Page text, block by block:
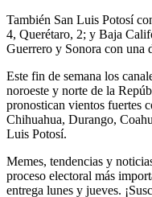
También San Luis Potosí
4, Querétaro, 2; y Baja
Guerrero y Sonora con una
Este fin de semana los
noroeste y norte de la
pronostican vientos fuertes
Chihuahua, Durango,
Luis Potosí.
Memes, tendencias y
proceso electoral más
entrega lunes y jueves.